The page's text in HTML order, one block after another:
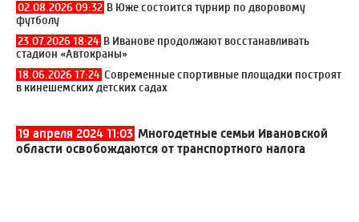
02.08.2026 09:32 В Юже состоится турнир по дворовому
футболу
23.07.2026 18:24 В Иванове продолжают восстанавливать
стадион «Автокраны»
18.06.2026 17:24 Современные спортивные площадки построят
в кинешемских детских садах
19 апреля 2024 11:03 Многодетные семьи Ивановской
области освобождаются от транспортного налога